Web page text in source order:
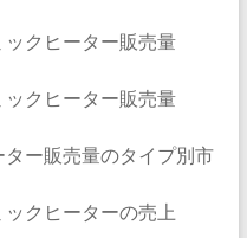
クヒーター販売量
クヒーター販売量
ー販売量のタイプ別市
クヒーターの売上